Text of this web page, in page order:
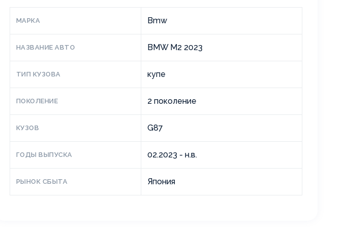
МАРКА Bmw
НАЗВАНИЕ АВТО BMW M2 2023
ТИП КУЗОВА купе
ПОКОЛЕНИЕ 2 поколение
КУЗОВ G87
ГОДЫ ВЫПУСКА 02.2023 - н.в.
РЫНОК СБЫТА Япония